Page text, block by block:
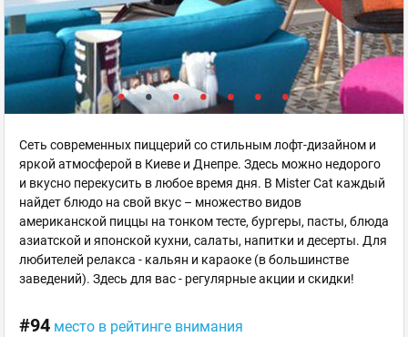
Cеть современных пиццерий со стильным лофт-дизайном и
яркой атмосферой в Киеве и Днепре. Здесь можно недорого
и вкусно перекусить в любое время дня. В Mister Cat каждый
найдет блюдо на свой вкус – множество видов
американской пиццы на тонком тесте, бургеры, пасты, блюда
азиатской и японской кухни, салаты, напитки и десерты. Для
любителей релакса - кальян и караоке (в большинстве
заведений). Здесь для вас - регулярные акции и скидки!
#94 место в рейтинге внимания